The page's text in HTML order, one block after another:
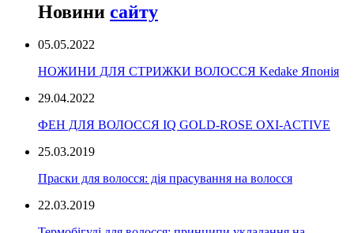
Новини сайту
05.05.2022
НОЖИНИ ДЛЯ СТРИЖКИ ВОЛОССЯ Kedake Японія
29.04.2022
ФЕН ДЛЯ ВОЛОССЯ IQ GOLD-ROSE OXI-ACTIVE
25.03.2019
Праски для волосся: дія прасування на волосся
22.03.2019